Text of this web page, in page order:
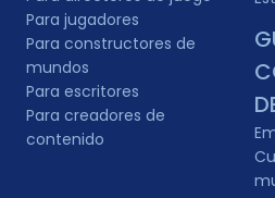
Para jugadores
Para constructores de
mundos
Para escritores
Para creadores de
contenido